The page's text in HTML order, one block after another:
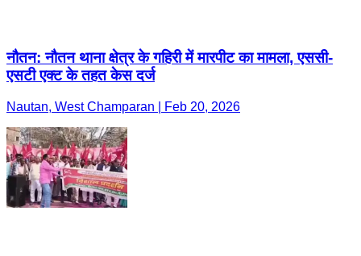
नौतन: नौतन थाना क्षेत्र के गहिरी में मारपीट का मामला, एससी-
एसटी एक्ट के तहत केस दर्ज
Nautan, West Champaran | Feb 20, 2026